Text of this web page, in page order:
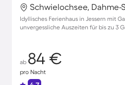
Idyllisches Ferienhaus in Jessern mit
unvergessliche Auszeiten für bis zu 3
ab 84 €
pro Nacht